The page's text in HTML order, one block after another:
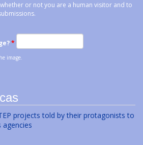
or not you are a human visitor and to
*
image.
projects told by their protagonists to
agencies